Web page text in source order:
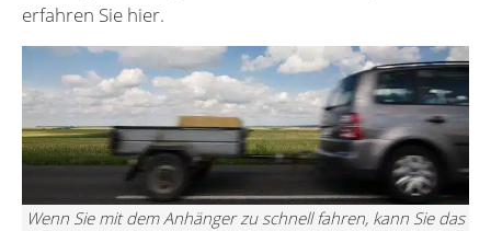
erfahren Sie hier.
Wenn Sie mit dem Anhänger zu schnell fahren, kann Sie das